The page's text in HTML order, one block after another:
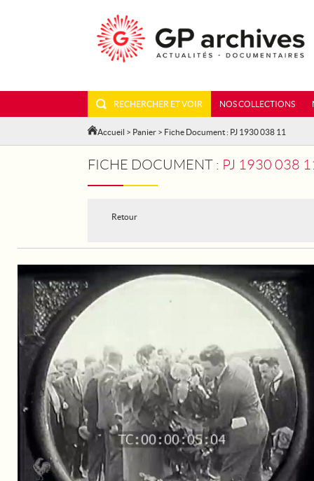
RECHERCHER ET VOIR NOS COLLECTIONS
Accueil > Panier > Fiche Document : PJ 1930 038 11
FICHE DOCUMENT : PJ 1930 038
Retour